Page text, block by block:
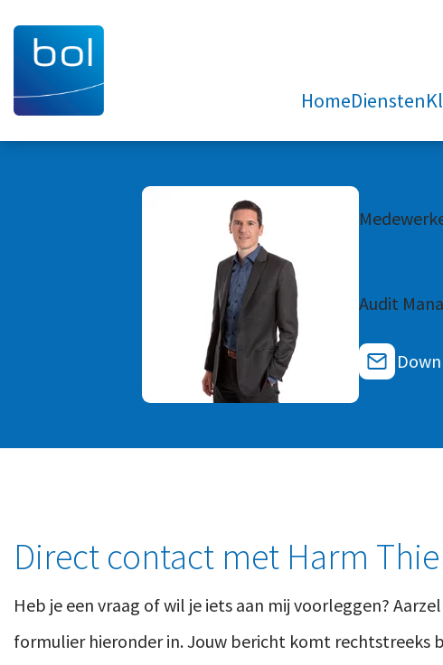
HomeDiensten
Audit
Direct contact met Harm
Heb je een vraag of wil je iets aan mij voorleggen?
formulier hieronder in. Jouw bericht komt rechtstreeks